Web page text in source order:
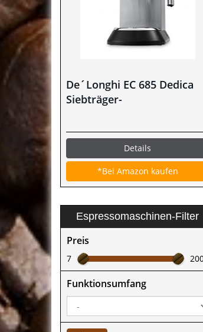
De´Longhi EC 685 Dedica
Siebträger-
Details
*Bei Amazon kaufen
Espressomaschinen-Filter
Preis
7
Funktionsumfang